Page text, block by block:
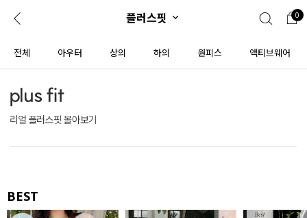
로그인 0
ENG
콘텐츠 리뷰 & 혜택
CATEGORY COMMUNITY
인플루언서 pick! 익스클루시브
플러스핏 0
전체 아우터 상의 하의 원피스 액티브웨어
BEST